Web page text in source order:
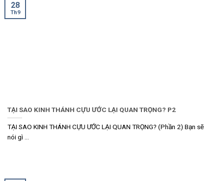
TẠI SAO KINH THÁNH CỰU ƯỚC LẠI QUAN TRỌNG? P2
TẠI SAO KINH THÁNH CỰU ƯỚC LẠI QUAN TRỌNG? (Phần 2) Bạn sẽ
nói gì ...
28
Th9